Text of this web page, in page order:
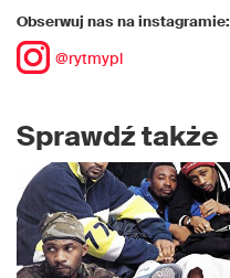
Obserwuj nas na instagramie:
@rytmypl
Sprawdź także